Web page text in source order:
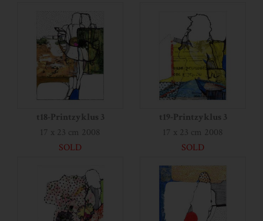
t18-Printzyklus 3
17 x 23 cm 2008
SOLD
t19-Printzyklus 3
17 x 23 cm 2008
SOLD